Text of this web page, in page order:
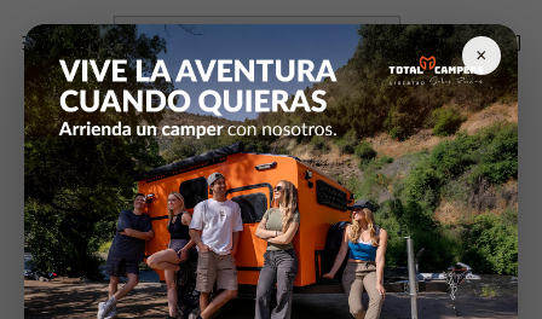
×
Inicio Exterior Camper RV camioneta
Hella
Kit Hella Value Fit® Faro 500 LED (par)